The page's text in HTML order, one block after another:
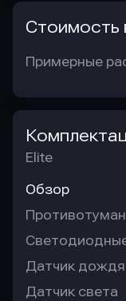
Стоимость
Примерные
Elite
Обзор
Датчик дождя
Датчик света